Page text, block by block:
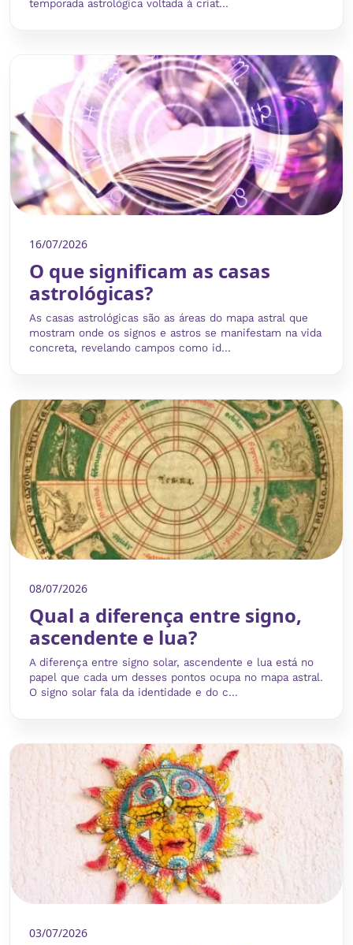
temporada astrológica voltada à criat...
16/07/2026
O que significam as casas
astrológicas?
As casas astrológicas são as áreas do mapa astral que
mostram onde os signos e astros se manifestam na vida
concreta, revelando campos como id...
08/07/2026
Qual a diferença entre signo,
ascendente e lua?
A diferença entre signo solar, ascendente e lua está no
papel que cada um desses pontos ocupa no mapa astral.
O signo solar fala da identidade e do c...
03/07/2026